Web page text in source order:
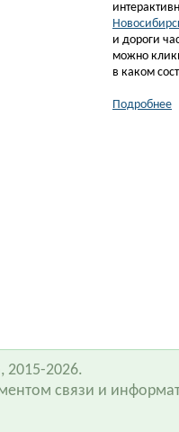
и дороги
можно
в каком
Подробнее
2015-2026.
связи и